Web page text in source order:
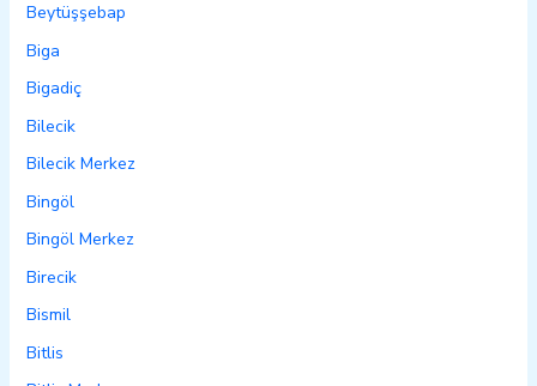
Beytüşşebap
Biga
Bigadiç
Bilecik
Bilecik Merkez
Bingöl
Bingöl Merkez
Birecik
Bismil
Bitlis